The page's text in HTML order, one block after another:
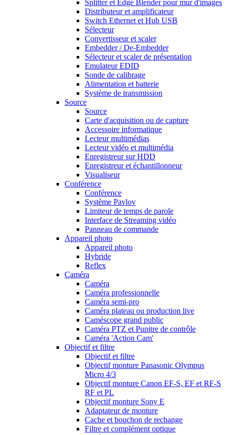
Splitter et Edge Blender pour mur d'images
Distributeur et amplificateur
Switch Ethernet et Hub USB
Sélecteur
Convertisseur et scaler
Embedder / De-Embedder
Sélecteur et scaler de présentation
Emulateur EDID
Sonde de calibrage
Alimentation et batterie
Système de transmission
Source
Source
Carte d'acquisition ou de capture
Accessoire informatique
Lecteur multimédias
Lecteur vidéo et multimédia
Enregistreur sur HDD
Enregistreur et échantillonneur
Visualiseur
Conférence
Conférence
Système Pavlov
Limiteur de temps de parole
Interface de Streaming vidéo
Panneau de commande
Appareil photo
Appareil photo
Hybride
Reflex
Caméra
Caméra
Caméra professionnelle
Caméra semi-pro
Caméra plateau ou production live
Caméscope grand public
Caméra PTZ et Pupitre de contrôle
Caméra 'Action Cam'
Objectif et filtre
Objectif et filtre
Objectif monture Panasonic Olympus
Micro 4/3
Objectif monture Canon EF-S, EF et RF-S
RF et PL
Objectif monture Sony E
Adaptateur de monture
Cache et bouchon de rechange
Filtre et complément optique